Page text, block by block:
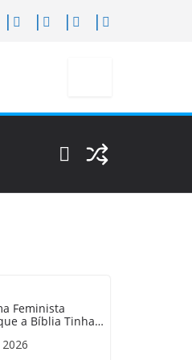
Feminista
a Bíblia Tinha